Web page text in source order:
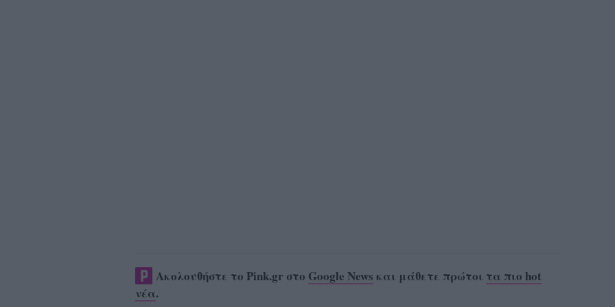
Ακολουθήστε το Pink.gr στο Google News και μάθετε πρώτοι τα πιο hot
νέα.